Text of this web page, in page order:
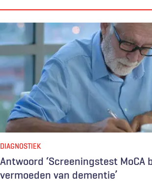
Antwoord ‘Screeningstest MoCA
vermoeden van dementie’
DIAGNOSTIEK